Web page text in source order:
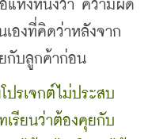
แห่งหนึ่งว่า ความผิด
องที่คิดว่าหลังจาก
กับลูกค้าก่อน
ปรเจกต์ไม่ประสบ
เรียนว่าต้องคุยกับ